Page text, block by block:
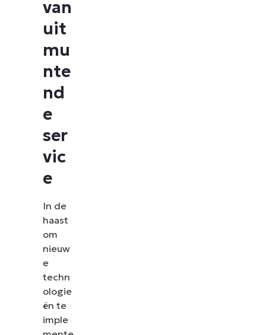
van
uit
mu
nte
nd
e
ser
vic
e
In de
haast
om
nieuw
e
techn
ologie
ën te
imple